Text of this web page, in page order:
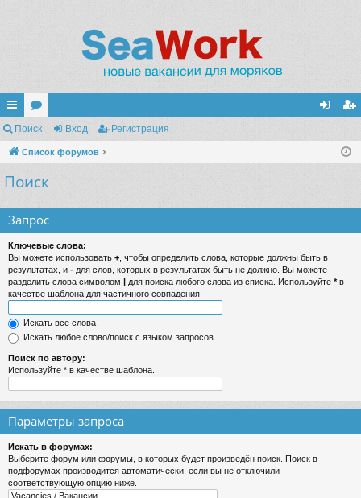
с
ы
лк
ор
ум
ы
ис
Поиск Вход Регистрация
Список форумов
Поиск
Запрос
Ключевые слова:
Вы можете использовать + , чтобы определить слова, которые должны быть в
результатах, и - для слов, которых в результатах быть не должно. Вы можете
разделить слова символом | для поиска любого слова из списка. Используйте *в
качестве шаблона для частичного совпадения.
Искать все слова
Искать любое слово/поиск с языком запросов
Поиск по автору:
Используйте * в качестве шаблона.
Параметры запроса
Искать в форумах:
Выберите форум или форумы, в которых будет произведён поиск. Поиск в
подфорумах производится автоматически, если вы не отключили
соответствующую опцию ниже.